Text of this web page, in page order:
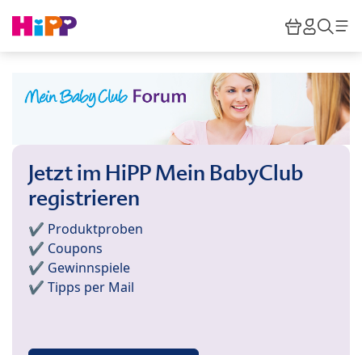
HiPP
Jetzt im HiPP Mein BabyClub
registrieren
✔️ Produktproben
✔️ Coupons
✔️ Gewinnspiele
✔️ Tipps per Mail